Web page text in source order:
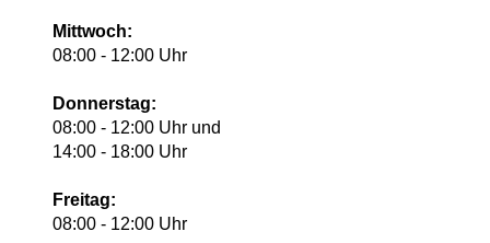
Mittwoch:
08:00 - 12:00 Uhr
Donnerstag:
08:00 - 12:00 Uhr und
14:00 - 18:00 Uhr
Freitag:
08:00 - 12:00 Uhr